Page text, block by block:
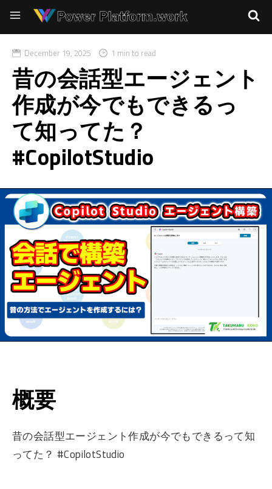
December 19, 2025 1 min to read
昔の会話型エージェント
作成が今でもできるっ
て知ってた？
#CopilotStudio
概要
昔の会話型エージェント作成が今でもできるって知
ってた？ #CopilotStudio